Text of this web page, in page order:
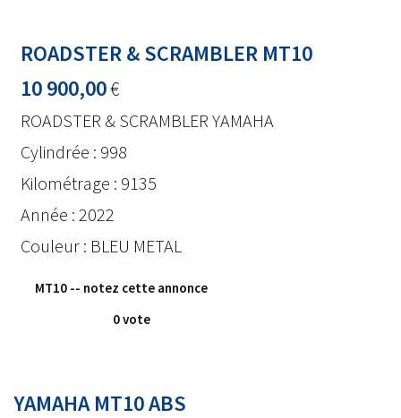
ROADSTER & SCRAMBLER MT10
10 900,00€
ROADSTER & SCRAMBLER YAMAHA
Cylindrée : 998
Kilométrage : 9135
Année : 2022
Couleur : BLEU METAL
MT10 -- notez cette annonce
0 vote
YAMAHA MT10 ABS